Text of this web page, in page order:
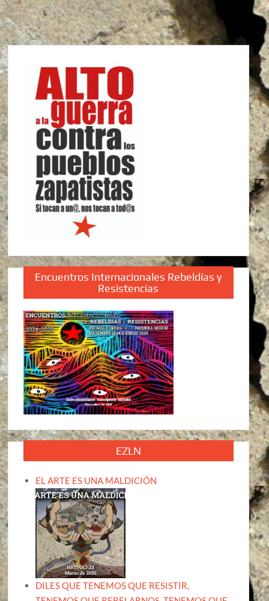
Encuentros Internacionales Rebeldías y
Resistencias
EZLN
EL ARTE ES UNA MALDICIÓN
DILES QUE TENEMOS QUE RESISTIR,